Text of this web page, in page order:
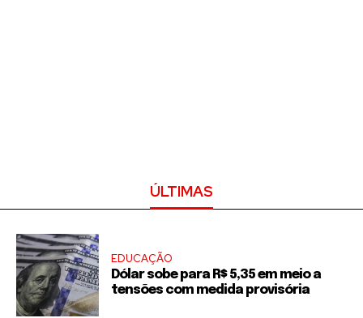
ÚLTIMAS
EDUCAÇÃO
Dólar sobe para R$ 5,35 em meio a
tensões com medida provisória